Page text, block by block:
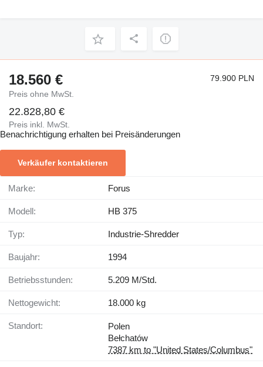
18.560 €
Preis ohne MwSt.
79.900 PLN
22.828,80 €
Preis inkl. MwSt.
Benachrichtigung erhalten bei Preisänderungen
Verkäufer kontaktieren
Marke: Forus
Modell: HB 375
Typ: Industrie-Shredder
Baujahr: 1994
Betriebsstunden: 5.209 M/Std.
Nettogewicht: 18.000 kg
Standort:
Polen
Bełchatów
7387 km to "United States/Columbus"